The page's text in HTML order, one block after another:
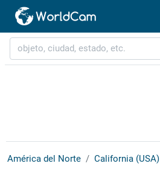
América del Norte California (USA)